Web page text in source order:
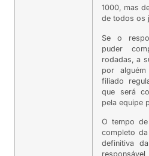
1000, mas
de todos os
Se o
puder
rodadas, a
por
filiado
que será
pela equipe
O tempo de
completo
definitiva